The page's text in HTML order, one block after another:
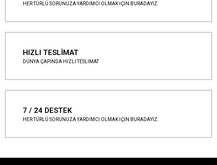
HER TÜRLÜ SORUNUZA YARDIMCI OLMAK İÇİN BURADAYIZ.
HIZLI TESLİMAT
DÜNYA ÇAPINDA HIZLI TESLİMAT
7 / 24 DESTEK
HER TÜRLÜ SORUNUZA YARDIMCI OLMAK İÇİN BURADAYIZ.